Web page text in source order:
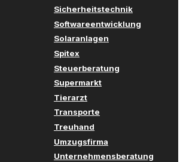
Sicherheitstechnik
Softwareentwicklung
Solaranlagen
Spitex
Steuerberatung
Supermarkt
Tierarzt
Transporte
Treuhand
Umzugsfirma
Unternehmensberatung